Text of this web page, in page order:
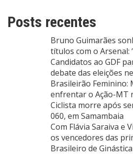
Posts recentes
Bruno Guimarães
títulos com o Arsenal:
Candidatos ao GDF
debate das eleições
Brasileirão Feminino:
enfrentar o Ação-MT
Ciclista morre após
060, em Samambaia
Com Flávia Saraiva e
os vencedores das
Brasileiro de Ginástica